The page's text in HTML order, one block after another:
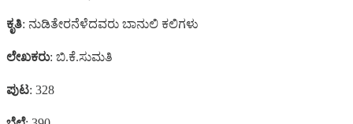
ಕೃತಿ: ನುಡಿತೇರನೆಳೆದವರು ಬಾನುಲಿ ಕಲಿಗಳು
ಲೇಖಕರು: ಬಿ.ಕೆ.ಸುಮತಿ
ಪುಟ: 328